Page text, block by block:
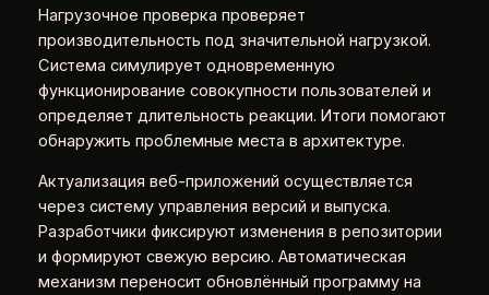
Нагрузочное проверка проверяет
производительность под значительной нагрузкой.
Система симулирует одновременную
функционирование совокупности пользователей и
определяет длительность реакции. Итоги помогают
обнаружить проблемные места в архитектуре.
Актуализация веб-приложений осуществляется
через систему управления версий и выпуска.
Разработчики фиксируют изменения в репозитории
и формируют свежую версию. Автоматическая
механизм переносит обновлённый программу на